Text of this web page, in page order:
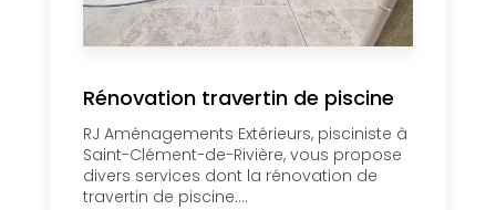
Rénovation travertin de piscine
RJ Aménagements Extérieurs, pisciniste à
Saint-Clément-de-Rivière, vous propose
divers services dont la rénovation de
travertin de piscine....